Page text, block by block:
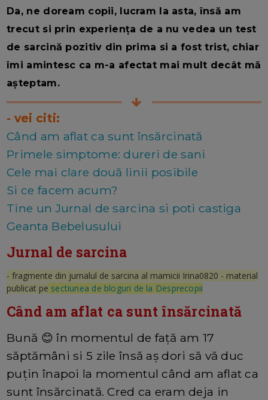
Da, ne doream copii, lucram la asta, însă am
trecut si prin experiența de a nu vedea un test
de sarcină pozitiv din prima si a fost trist, chiar
îmi amintesc ca m-a afectat mai mult decât mă
așteptam.
- vei citi:
Când am aflat ca sunt însărcinată
Primele simptome: dureri de sani
Cele mai clare două linii posibile
Si ce facem acum?
Tine un Jurnal de sarcina si poti castiga
Geanta Bebelusului
Jurnal de sarcina
- fragmente din jurnalul de sarcina al mamicii Irina0820 - material
publicat pe sectiunea de bloguri de la Desprecopii
Când am aflat ca sunt însărcinată
Bună 😊 în momentul de față am 17
săptămâni si 5 zile însă aș dori să vă duc
puțin înapoi la momentul când am aflat ca
sunt însărcinată. Cred ca eram deja in